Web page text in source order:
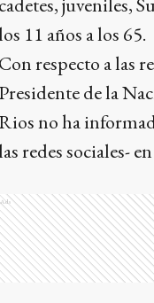
cadetes, juveniles,
11 años a los 65.
Con respecto a las
de la
no ha
redes sociales-
Ads